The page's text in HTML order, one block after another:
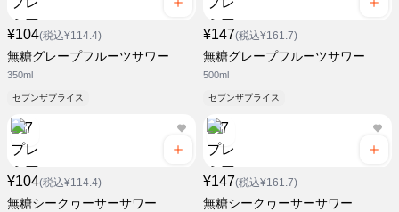
¥104(税込¥114.4)
無糖グレープフルーツサワー
350ml
セブンザプライス
¥147(税込¥161.7)
無糖グレープフルーツサワー
500ml
セブンザプライス
¥104(税込¥114.4)
無糖シークヮーサーサワー
¥147(税込¥161.7)
無糖シークヮーサーサワー